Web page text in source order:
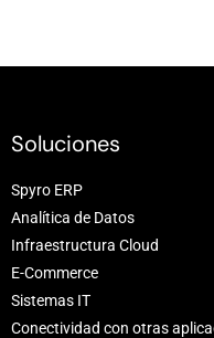
Soluciones
Spyro ERP
Analítica de Datos
Infraestructura Cloud
E-Commerce
Sistemas IT
Conectividad con otras